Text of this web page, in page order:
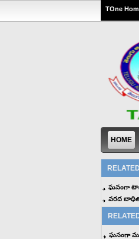
TOne
HOME
ఘనంగా
వరద
ఘనంగా